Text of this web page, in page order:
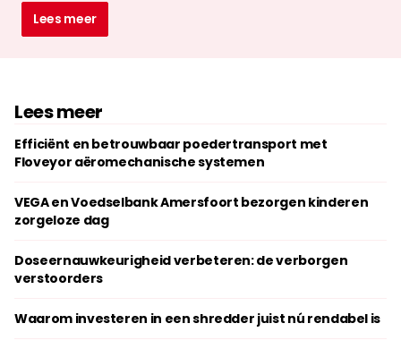
Lees meer
Lees meer
Efficiënt en betrouwbaar poedertransport met
Floveyor aëromechanische systemen
VEGA en Voedselbank Amersfoort bezorgen kinderen
zorgeloze dag
Doseernauwkeurigheid verbeteren: de verborgen
verstoorders
Waarom investeren in een shredder juist nú rendabel is